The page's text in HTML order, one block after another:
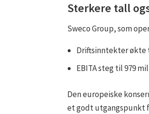
Sterkere tall
Sweco Group, som
Driftsinntekter økte
EBITA steg til 979
Den europeiske
et godt utgangspunkt